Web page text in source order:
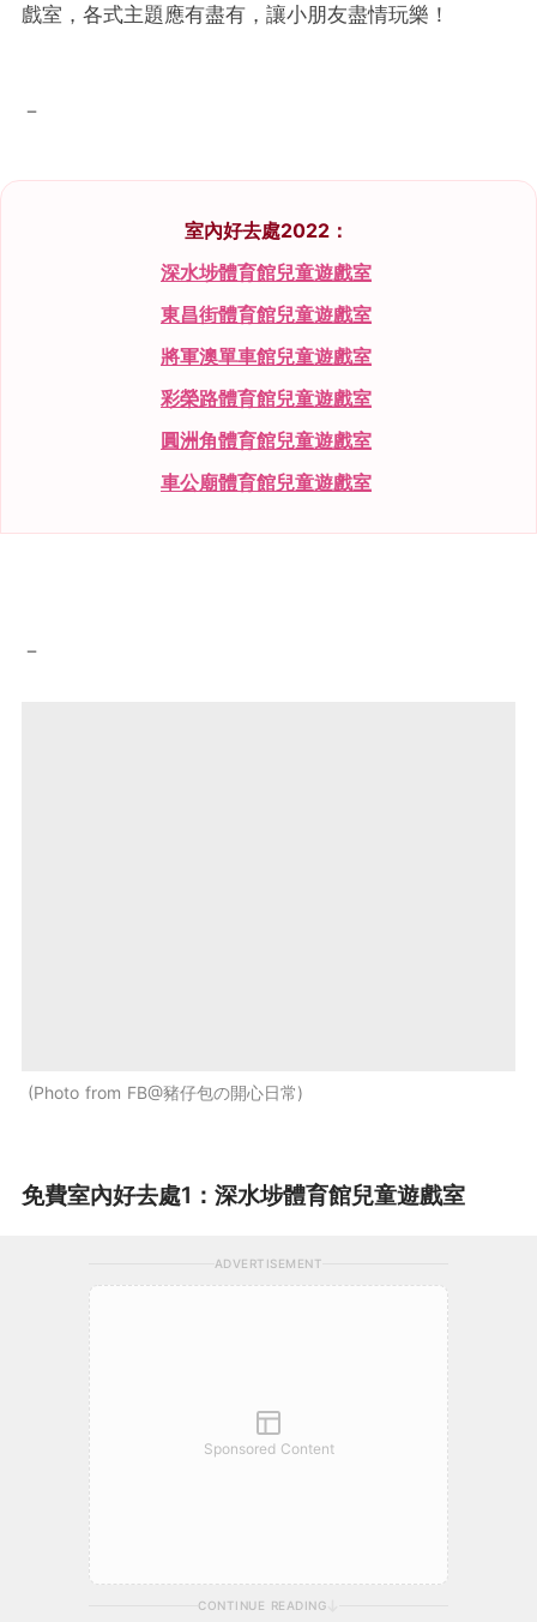
戲室，各式主題應有盡有，讓小朋友盡情玩樂！
－
室內好去處2022：
深水埗體育館兒童遊戲室
東昌街體育館兒童遊戲室
將軍澳單車館兒童遊戲室
彩榮路體育館兒童遊戲室
圓洲角體育館兒童遊戲室
車公廟體育館兒童遊戲室
－
Photo from FB@豬仔包の開心日常
免費室內好去處1：深水埗體育館兒童遊戲室
ADVERTISEMENT
Sponsored Content
CONTINUE READING